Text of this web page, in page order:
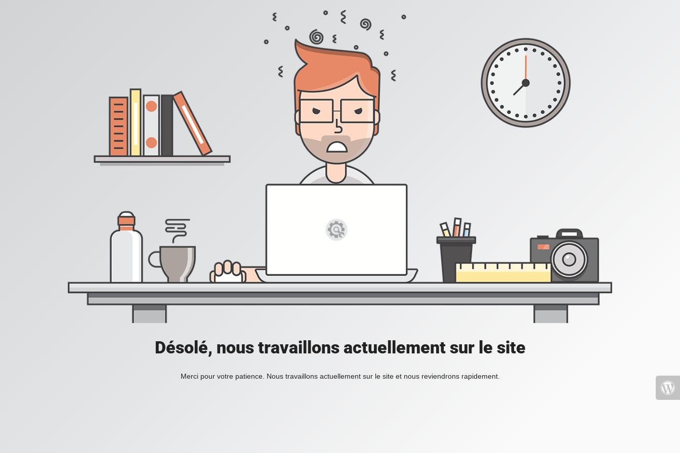
Désolé, nous travaillons actuellement sur le site
Merci pour votre patience. Nous travaillons actuellement sur le site et nous reviendrons rapidement.